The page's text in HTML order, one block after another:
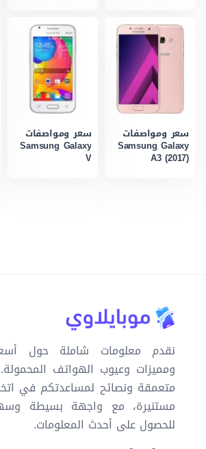
سعر ومواصفات
Samsung Galaxy
A3 (2017)
سعر ومواصفات
Samsung Galaxy
V
نقدم معلومات شاملة حول
ومميزات وعيوب الهواتف
متعمقة ونصائح لمساعدتكم في
مستنيرة، مع واجهة بسيطة
للحصول على أحدث المعلومات.